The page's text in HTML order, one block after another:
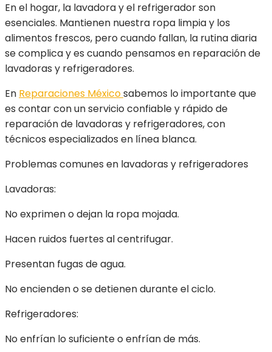
En el hogar, la lavadora y el refrigerador son
esenciales. Mantienen nuestra ropa limpia y los
alimentos frescos, pero cuando fallan, la rutina diaria
se complica y es cuando pensamos en reparación de
lavadoras y refrigeradores.
En Reparaciones Méxicosabemos lo importante que
es contar con un servicio confiable y rápido de
reparación de lavadoras y refrigeradores, con
técnicos especializados en línea blanca.
Problemas comunes en lavadoras y refrigeradores
Lavadoras:
No exprimen o dejan la ropa mojada.
Hacen ruidos fuertes al centrifugar.
Presentan fugas de agua.
No encienden o se detienen durante el ciclo.
Refrigeradores:
No enfrían lo suficiente o enfrían de más.